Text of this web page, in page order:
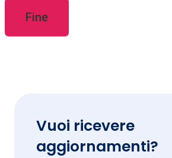
Vuoi ricevere
aggiornamenti?